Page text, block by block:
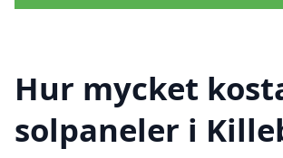
Hur mycket
solpaneler i